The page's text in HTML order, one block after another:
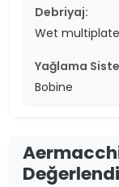
Debriyaj:
Wet multiplate
Yağlama
Bobine